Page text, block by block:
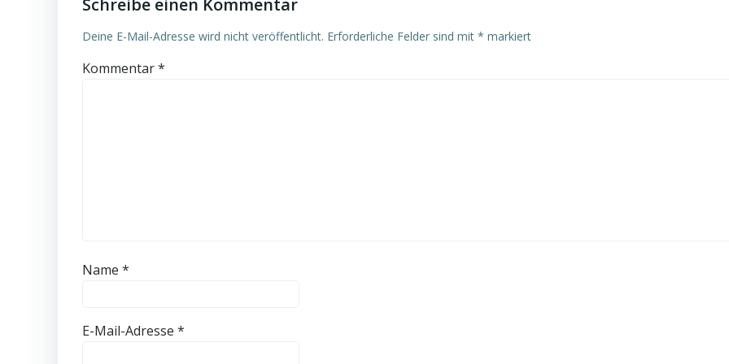
Schreibe einen Kommentar
Deine E-Mail-Adresse wird nicht veröffentlicht. Erforderliche Felder sind mit * markiert
Kommentar*
Name *
E-Mail-Adresse *